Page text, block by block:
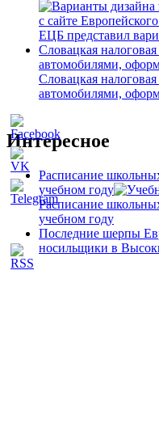
ЕЦБ представил
Словацкая
автомобилями,
Словацкая
автомобилями,
Интересное
Расписание
учебном году
Расписание
учебном году
Последние шерпы
носильщики в